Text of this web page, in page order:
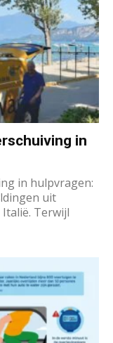
in
in hulpvragen:
uit
Terwijl